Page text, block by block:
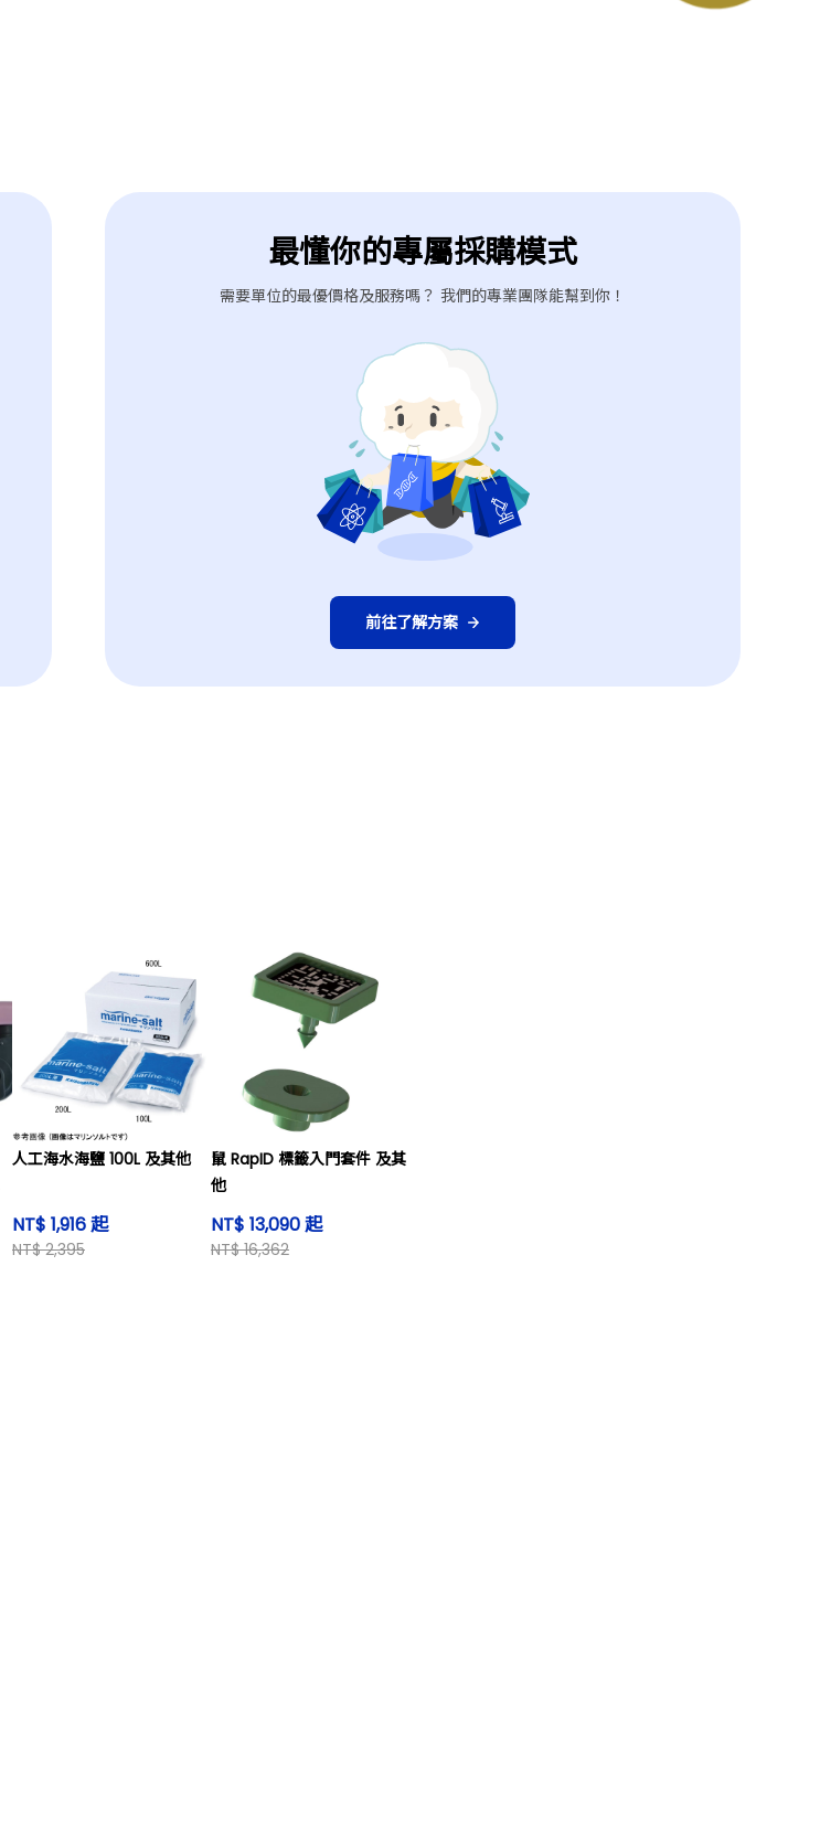
最懂你的專屬採購模式
需要單位的最優價格及服務嗎？ 我們的專業團隊能幫到你！
前往了解方案
人工海水海鹽 100L 及其他
NT$ 1,916 起
NT$ 2,395
鼠 RapID 標籤入門套件 及其
他
NT$ 13,090 起
NT$ 16,362